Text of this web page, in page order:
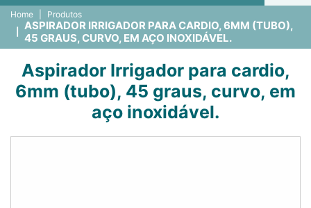
Home Produtos
ASPIRADOR IRRIGADOR PARA CARDIO, 6MM (TUBO),
45 GRAUS, CURVO, EM AÇO INOXIDÁVEL.
Aspirador Irrigador para cardio,
6mm (tubo), 45 graus, curvo, em
aço inoxidável.